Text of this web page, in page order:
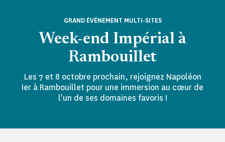
Week-end Impérial à
Rambouillet
GRAND ÉVÉNEMENT MULTI-SITES
Les 7 et 8 octobre prochain, rejoignez Napoléon
Ier à Rambouillet pour une immersion au cœur de
l'un de ses domaines favoris !